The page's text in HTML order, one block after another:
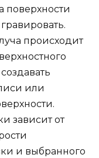
поверхности
происходит
или
зависит от
и выбранного